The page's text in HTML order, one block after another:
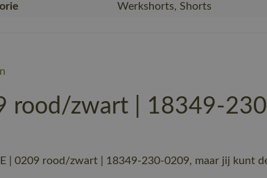
Werkshorts, Shorts
rood/zwart | 18349-
| 0209 rood/zwart | 18349-230-0209, maar jij kunt